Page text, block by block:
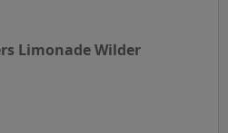
Limonade Wilder